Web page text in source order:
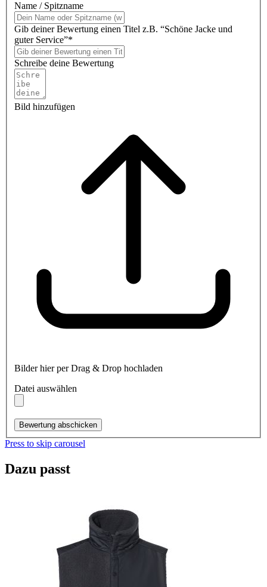
Name / Spitzname
Gib deiner Bewertung einen Titel z.B. “Schöne Jacke und
guter Service”*
Schreibe deine Bewertung
Bild hinzufügen
Bilder hier per Drag & Drop hochladen
Datei auswählen
Bewertung abschicken
Press to skip carousel
Dazu passt